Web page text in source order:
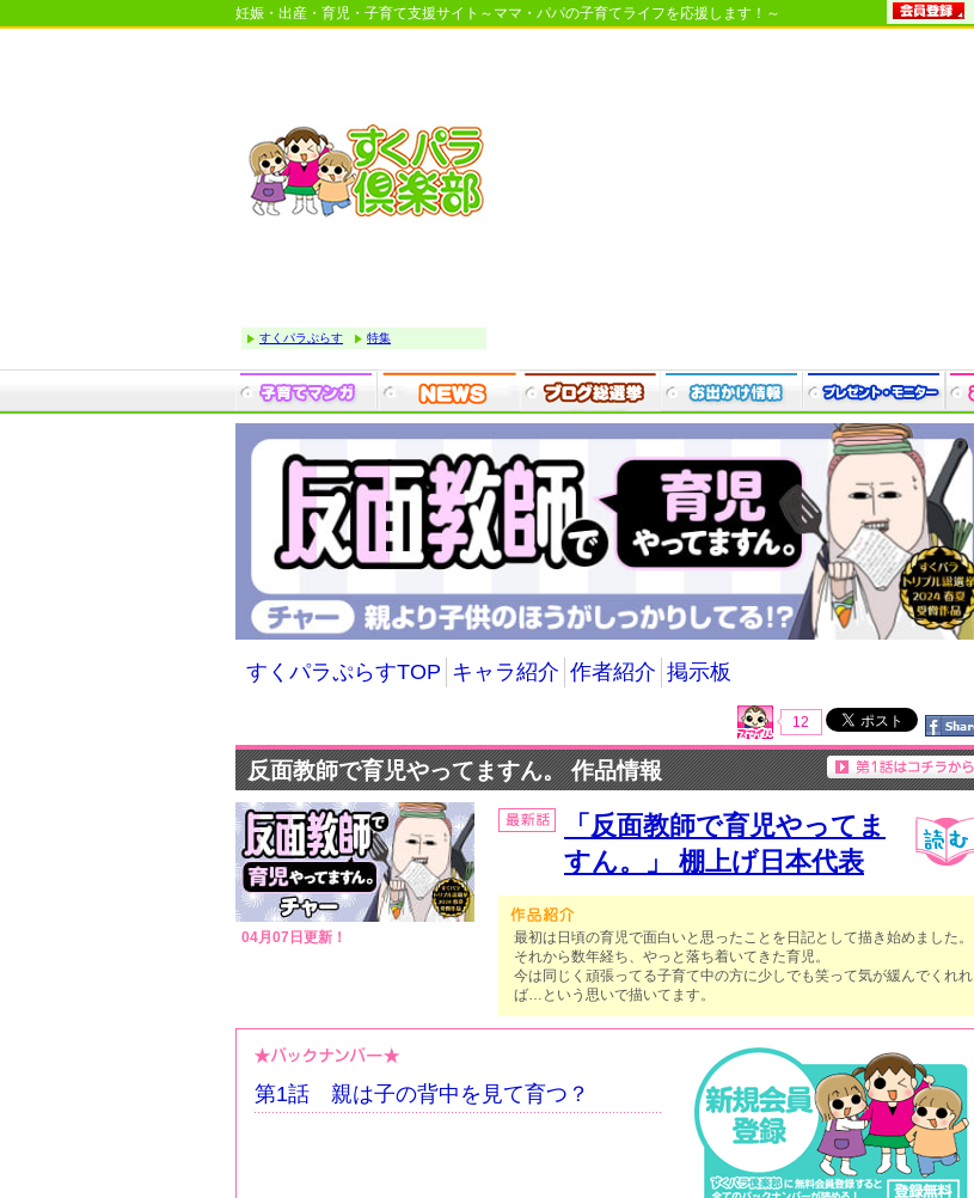
妊娠・出産・育児・子育て支援サイト～ママ・パパの子育てライフを応援します！～
すくパラぷらす 特集
すくパラぷらすTOP キャラ紹介 作者紹介 掲示板
12
反面教師で育児やってますん。 作品情報
04月07日更新！
「反面教師で育児やってま
すん。」 棚上げ日本代表
最初は日頃の育児で面白いと思ったことを日記として描き始めました。
それから数年経ち、やっと落ち着いてきた育児。
今は同じく頑張ってる子育て中の方に少しでも笑って気が緩んでくれれ
ば…という思いで描いてます。
第1話 親は子の背中を見て育つ？